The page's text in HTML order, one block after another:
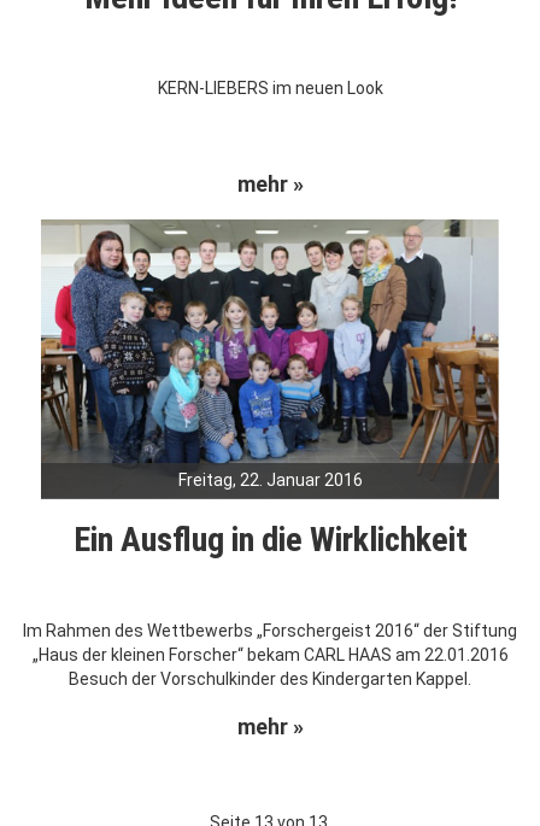
KERN-LIEBERS im neuen Look
mehr »
Freitag, 22. Januar 2016
Ein Ausflug in die Wirklichkeit
Im Rahmen des Wettbewerbs „Forschergeist 2016“ der Stiftung
„Haus der kleinen Forscher“ bekam CARL HAAS am 22.01.2016
Besuch der Vorschulkinder des Kindergarten Kappel.
mehr »
Seite 13 von 13.